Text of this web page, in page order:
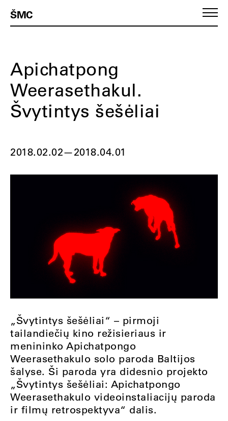
ŠMC
Apichatpong
Weerasethakul.
Švytintys šešėliai
2018.02.02—2018.04.01
„Švytintys šešėliai“ – pirmoji
tailandiečių kino režisieriaus ir
menininko Apichatpongo
Weerasethakulo solo paroda Baltijos
šalyse. Ši paroda yra didesnio projekto
„Švytintys šešėliai: Apichatpongo
Weerasethakulo videoinstaliacijų paroda
ir filmų retrospektyva“ dalis.